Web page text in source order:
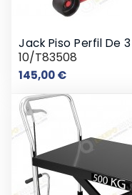
Jack Piso Perfil De
10/T83508
145,00 €Preço